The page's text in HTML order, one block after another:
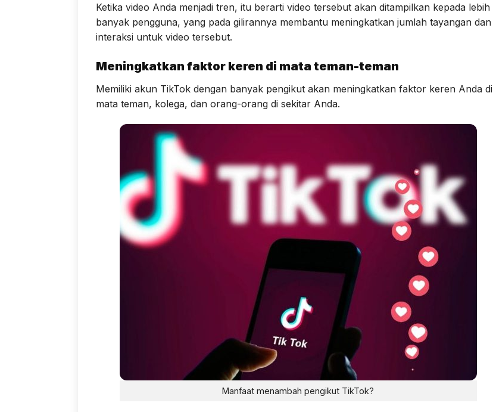
Ketika video Anda menjadi tren, itu berarti video tersebut akan ditampilkan kepada lebih
banyak pengguna, yang pada gilirannya membantu meningkatkan jumlah tayangan dan
interaksi untuk video tersebut.
Meningkatkan faktor keren di mata teman-teman
Memiliki akun TikTok dengan banyak pengikut akan meningkatkan faktor keren Anda di
mata teman, kolega, dan orang-orang di sekitar Anda.
Manfaat menambah pengikut TikTok?